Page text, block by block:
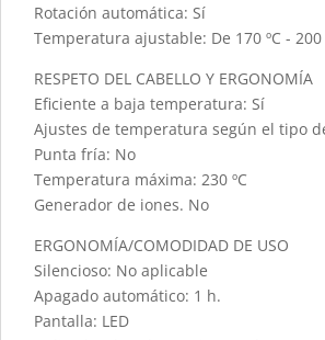
Rotación automática: Sí
Temperatura ajustable: De 170 ºC - 200
RESPETO DEL CABELLO Y ERGONOMÍA
Eficiente a baja temperatura: Sí
Ajustes de temperatura según el tipo
Punta fría: No
Temperatura máxima: 230 ºC
Generador de iones. No
ERGONOMÍA/COMODIDAD DE USO
Silencioso: No aplicable
Apagado automático: 1 h.
Pantalla: LED